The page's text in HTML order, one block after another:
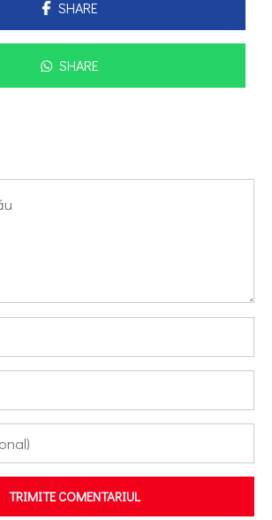
SHARE
SHARE
TRIMITE COMENTARIUL